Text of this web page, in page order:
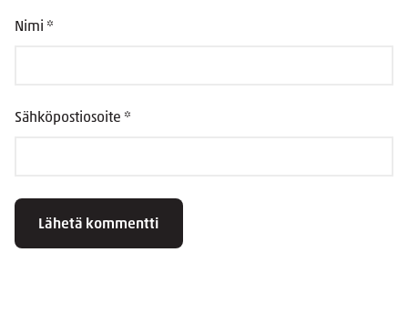
Nimi *
Sähköpostiosoite *